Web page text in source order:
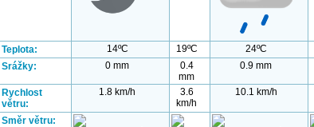
Teplota: 14ºC 19ºC 24ºC
Srážky:
0 mm
0.4
mm
0.9 mm
Rychlost
větru:
1.8 km/h
3.6
km/h
10.1 km/h
Směr větru: